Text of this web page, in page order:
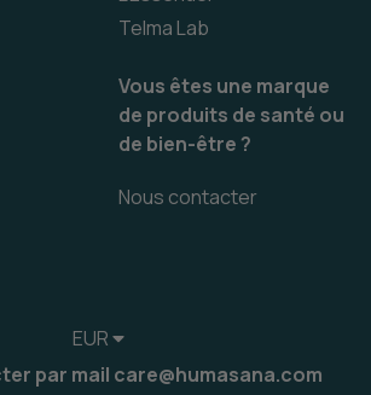
Telma Lab
Vous êtes une marque
de produits de santé ou
de bien-être ?
Nous contacter
EUR
par mail care@humasana.com